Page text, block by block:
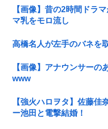
【画像】昔の2時間ドラ
マ乳をモロ流し
高橋名人が左手のバネを
【画像】アナウンサーの
www
【強火ハロヲタ】佐藤佳
ー池田と電撃結婚！